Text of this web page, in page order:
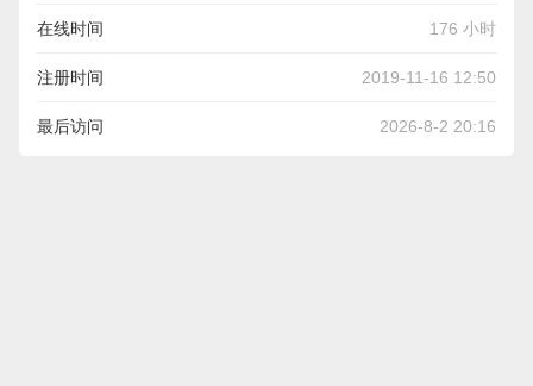
在线时间 176 小时
注册时间 2019-11-16 12:50
最后访问 2026-8-2 20:16